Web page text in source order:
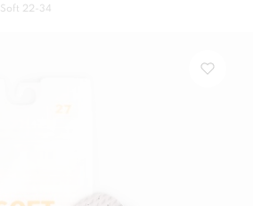
Soft 22-34